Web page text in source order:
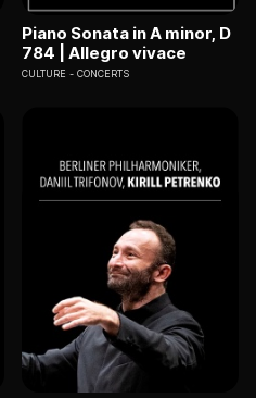
Piano Sonata in A minor, D
784 | Allegro vivace
CULTURE CONCERTS